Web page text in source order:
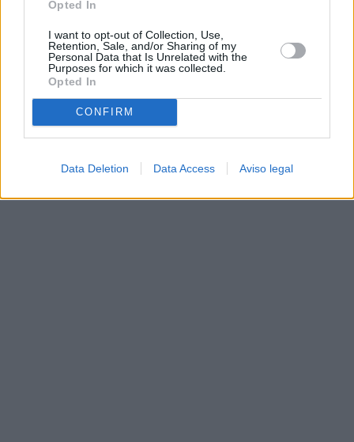
Opted In
I want to opt-out of Collection, Use,
Retention, Sale, and/or Sharing of my
Personal Data that Is Unrelated with the
Purposes for which it was collected.
Opted In
CONFIRM
Data Deletion Data Access Aviso legal